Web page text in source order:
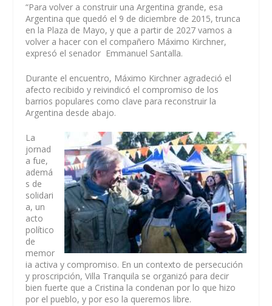
“Para volver a construir una Argentina grande, esa
Argentina que quedó el 9 de diciembre de 2015, trunca
en la Plaza de Mayo, y que a partir de 2027 vamos a
volver a hacer con el compañero Máximo Kirchner,
expresó el senador Emmanuel Santalla.
Durante el encuentro, Máximo Kirchner agradeció el
afecto recibido y reivindicó el compromiso de los
barrios populares como clave para reconstruir la
Argentina desde abajo.
La
jornad
a fue,
ademá
s de
solidari
a, un
acto
político
de
memor
ia activa y compromiso. En un contexto de persecución
y proscripción, Villa Tranquila se organizó para decir
bien fuerte que a Cristina la condenan por lo que hizo
por el pueblo, y por eso la queremos libre.